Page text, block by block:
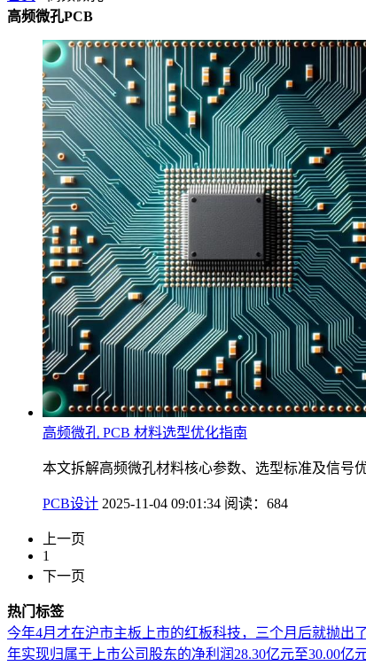
高频微孔PCB
高频微孔 PCB 材料选型优化指南
本文拆解高频微孔材料核心参数、选型标准及信号
PCB设计 2025-11-04 09:01:34 阅读：684
上一页
1
下一页
热门标签
今年4月才在沪市主板上市的红板科技，三个月后就抛出
年实现归属于上市公司股东的净利润28.30亿元至30.00亿